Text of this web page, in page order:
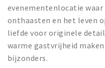
evenementenlocatie waar
onthaasten en het leven
liefde voor originele
warme gastvrijheid
bijzonders.